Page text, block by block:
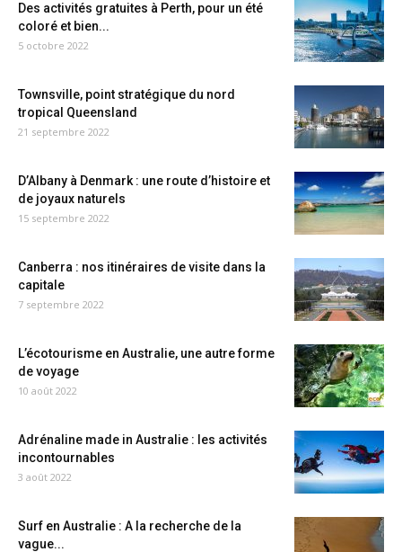
Des activités gratuites à Perth, pour un été
coloré et bien...
5 octobre 2022
Townsville, point stratégique du nord
tropical Queensland
21 septembre 2022
D’Albany à Denmark : une route d’histoire et
de joyaux naturels
15 septembre 2022
Canberra : nos itinéraires de visite dans la
capitale
7 septembre 2022
L’écotourisme en Australie, une autre forme
de voyage
10 août 2022
Adrénaline made in Australie : les activités
incontournables
3 août 2022
Surf en Australie : A la recherche de la
vague...